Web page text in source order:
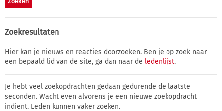
Zoekresultaten
Hier kan je nieuws en reacties doorzoeken. Ben je op zoek naar
een bepaald lid van de site, ga dan naar de ledenlijst.
Je hebt veel zoekopdrachten gedaan gedurende de laatste
seconden. Wacht even alvorens je een nieuwe zoekopdracht
indient. Leden kunnen vaker zoeken.